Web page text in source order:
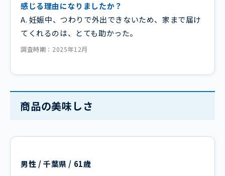
感じる理由になりましたか？
A. 妊娠中、つわりで外出できないため、家まで届け
てくれるのは、とても助かった。
調査時期：2025年12月
商品の美味しさ
男性 / 千葉県 / 61歳